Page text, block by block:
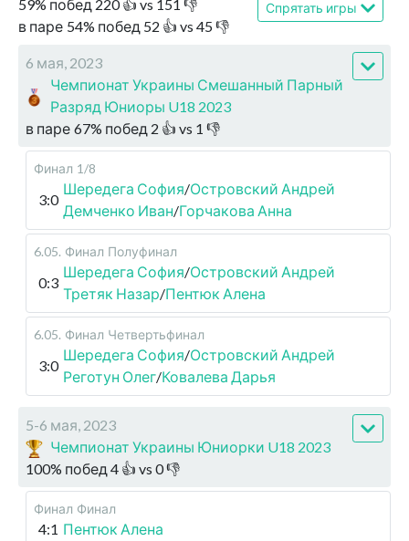
59% побед 220👍 vs 151 👎
в паре 54% побед 52 👍 vs 45👎
Спрятать игры
6 мая, 2023
Чемпионат Украины Смешанный Парный
Разряд Юниоры U18 2023
в паре 67% побед 2 👍 vs 1 👎
Финал 1/8
3:0
Шередега София/Островский Андрей
Демченко Иван/Горчакова Анна
6.05. Финал Полуфинал
0:3
Шередега София/Островский Андрей
Третяк Назар/Пентюк Алена
6.05. Финал Четвертьфинал
3:0
Шередега София/Островский Андрей
Реготун Олег/Ковалева Дарья
5-6 мая, 2023
Чемпионат Украины Юниорки U18 2023
100% побед 4 👍 vs 0👎
Финал Финал
4:1 Пентюк Алена